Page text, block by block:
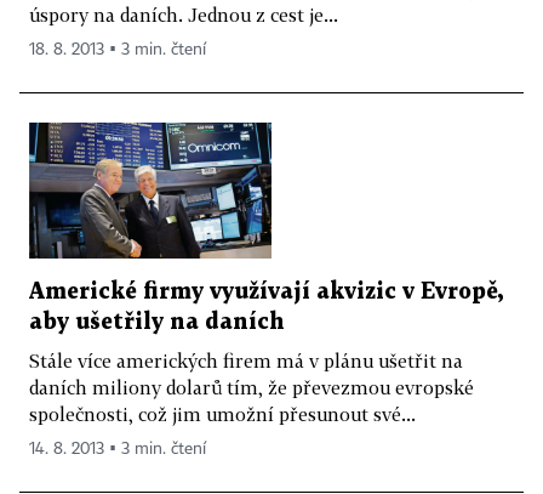
úspory na daních. Jednou z cest je...
18. 8. 2013 ▪ 3 min. čtení
Americké firmy využívají akvizic v Evropě,
aby ušetřily na daních
Stále více amerických firem má v plánu ušetřit na
daních miliony dolarů tím, že převezmou evropské
společnosti, což jim umožní přesunout své...
14. 8. 2013 ▪ 3 min. čtení